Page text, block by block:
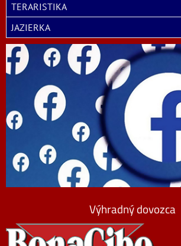
TERARISTIKA
JAZIERKA
Výhradný dovozca